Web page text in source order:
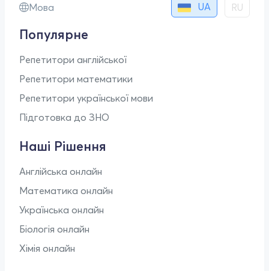
Мова
UA RU
Популярне
Репетитори англійської
Репетитори математики
Репетитори української мови
Підготовка до ЗНО
Наші Рішення
Англійська онлайн
Математика онлайн
Українська онлайн
Біологія онлайн
Хімія онлайн